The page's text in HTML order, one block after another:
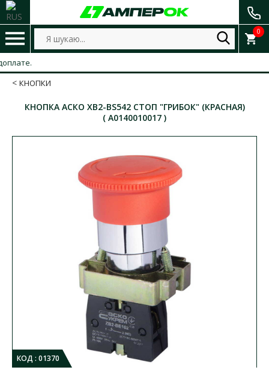
0
КНОПКИ
КНОПКА АСКО XB2-BS542 СТОП "ГРИБОК" (КРАСНАЯ)
( A0140010017 )
КОД : 01370